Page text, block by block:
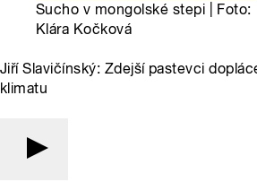
Sucho v mongolské stepi | Foto:
Klára Kočková
Jiří Slavičínský: Zdejší pastevci
klimatu